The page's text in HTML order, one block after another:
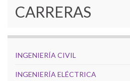
CARRERAS
INGENIERÍA CIVIL
INGENIERÍA ELÉCTRICA